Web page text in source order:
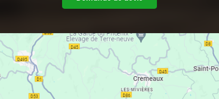
Clôtures ganivelles/treillages/barrières
Ossatures bois
Levage